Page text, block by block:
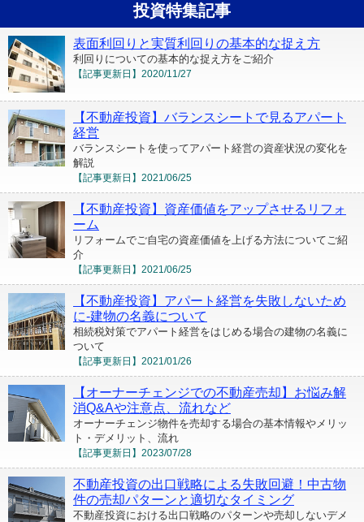
投資特集記事
表面利回りと実質利回りの基本的な捉え方
利回りについての基本的な捉え方をご紹介
【記事更新日】 2020/11/27
【不動産投資】バランスシートで見るアパート
経営
バランスシートを使ってアパート経営の資産状況の変化を
解説
【記事更新日】 2021/06/25
【不動産投資】資産価値をアップさせるリフォ
ーム
リフォームでご自宅の資産価値を上げる方法についてご紹
介
【記事更新日】 2021/06/25
【不動産投資】アパート経営を失敗しないため
に-建物の名義について
相続税対策でアパート経営をはじめる場合の建物の名義に
ついて
【記事更新日】 2021/01/26
【オーナーチェンジでの不動産売却】お悩み解
消Q&Aや注意点、流れなど
オーナーチェンジ物件を売却する場合の基本情報やメリッ
ト・デメリット、流れ
【記事更新日】 2023/07/28
不動産投資の出口戦略による失敗回避！中古物
件の売却パターンと適切なタイミング
不動産投資における出口戦略のパターンや売却しないデメ